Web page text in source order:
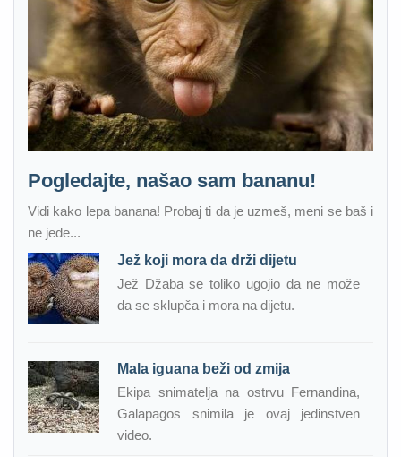
Pogledajte, našao sam bananu!
Vidi kako lepa banana! Probaj ti da je uzmeš, meni se baš i
ne jede...
Jež koji mora da drži dijetu
Jež Džaba se toliko ugojio da ne može
da se sklupča i mora na dijetu.
Mala iguana beži od zmija
Ekipa snimatelja na ostrvu Fernandina,
Galapagos snimila je ovaj jedinstven
video.